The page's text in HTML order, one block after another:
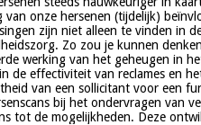
van onze hersenen (tijdelijk)
zijn niet alleen te vinden in
Zo zou je kunnen
werking van het geheugen in
de effectiviteit van reclames en
van een sollicitant voor een
bij het ondervragen van
tot de mogelijkheden. Deze
(veiligheid) en veranderingen in ons
stelsel. De beoogde commerciële toepassing
van deze technologieën is een extra
doel van dit project is om een
ontwikkeling van
te realiseren,